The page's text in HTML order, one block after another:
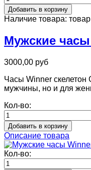
Наличие товара:
Мужские
3000,00 руб
Часы Winner скелетон
мужчины, но и для
Кол-во:
Описание товара
Кол-во: